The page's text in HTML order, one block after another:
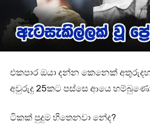
එකපාර ඔයා දන්න කෙනෙක්
අවුරුදු 25කට පස්සෙ ආයෙ
ටිකක් පුදුම හිතෙනවා නේද?